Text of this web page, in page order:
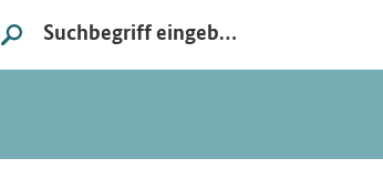
Suche
SUCHE STARTEN